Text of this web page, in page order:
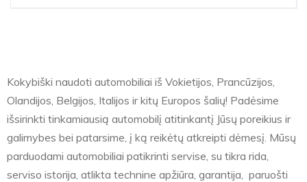
Kokybiški naudoti automobiliai iš Vokietijos, Prancūzijos,
Olandijos, Belgijos, Italijos ir kitų Europos šalių! Padėsime
išsirinkti tinkamiausią automobilį atitinkantį Jūsų poreikius ir
galimybes bei patarsime, į ką reikėtų atkreipti dėmesį. Mūsų
parduodami automobiliai patikrinti servise, su tikra rida,
serviso istorija, atlikta technine apžiūra, garantija, paruošti